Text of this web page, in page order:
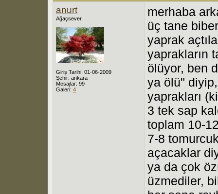
anurt
Ağaçsever
Giriş Tarihi: 01-06-2009
Şehir: ankara
Mesajlar: 99
Galeri: 4
merhaba
üç tane
yaprak
yaprakların
ölüyor, ben
ya ölü"
yaprakları
3 tek sap
toplam 10-
7-8
açacaklar
ya da çok
üzmediler,